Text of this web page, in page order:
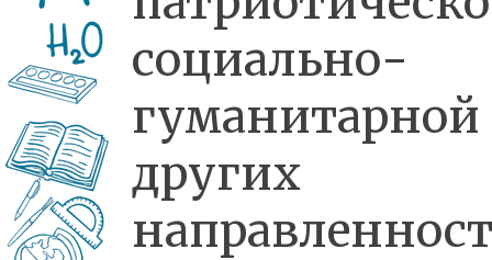
социально-
других